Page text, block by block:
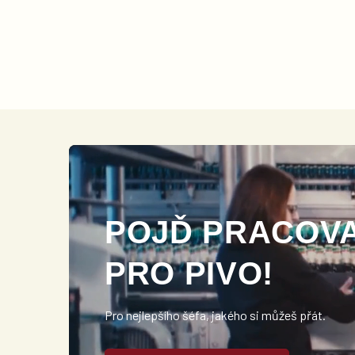
POJĎ
PRO PIVO!
Pro nejlepšího šéfa, jakého si můžeš přát.